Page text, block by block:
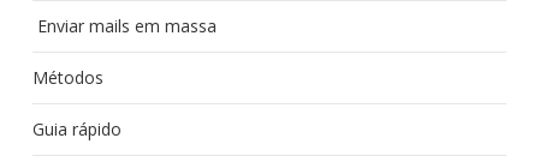
Enviar mails em massa
Métodos
Guia rápido